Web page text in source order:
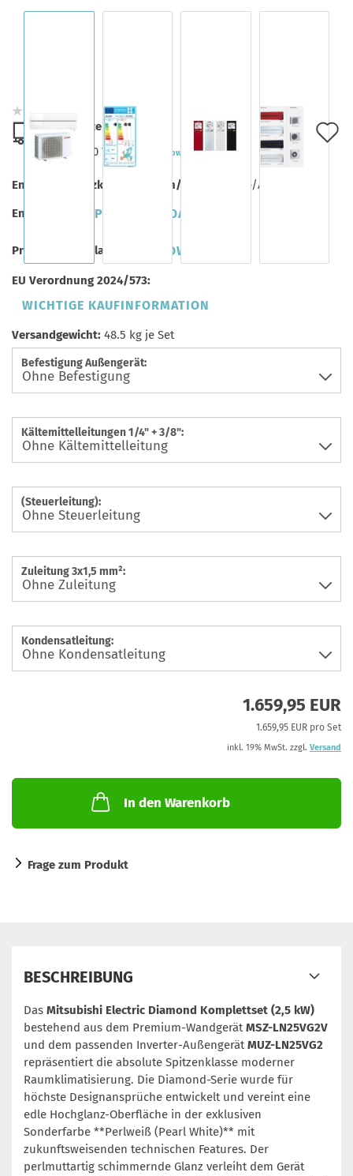
Lieferzeit:
ca. 7-10 Tage(Ausland abweichend)
Energieeffizienzklasse (Kühlen/Heizen):
A+++/A+++
Energielabel:
PDF DOWNLOAD
Produktdatenblatt: PDF DOWNLOAD
EU Verordnung 2024/573:
WICHTIGE KAUFINFORMATION
Versandgewicht: 48.5 kg je Set
Befestigung Außengerät:
Kältemittelleitungen 1/4" + 3/8":
(Steuerleitung):
Zuleitung 3x1,5 mm²:
Kondensatleitung:
1.659,95 EUR
1.659,95 EUR pro Set
inkl. 19% MwSt. zzgl. Versand
In den Warenkorb
Frage zum Produkt
BESCHREIBUNG
Das Mitsubishi Electric Diamond Komplettset (2,5 kW)
bestehend aus dem Premium-WandgerätMSZ-LN25VG2V
und dem passenden Inverter-AußengerätMUZ-LN25VG2
repräsentiert die absolute Spitzenklasse moderner
Raumklimatisierung. Die Diamond-Serie wurde für
höchste Designansprüche entwickelt und vereint eine
edle Hochglanz-Oberfläche in der exklusiven
Sonderfarbe **Perlweiß (Pearl White)** mit
zukunftsweisenden technischen Features. Der
perlmuttartig schimmernde Glanz verleiht dem Gerät